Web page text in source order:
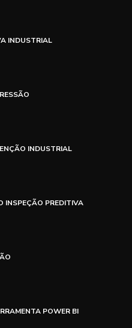
INDUSTRIAL
INDUSTRIAL
INSPEÇÃO PREDITIVA
POWER BI